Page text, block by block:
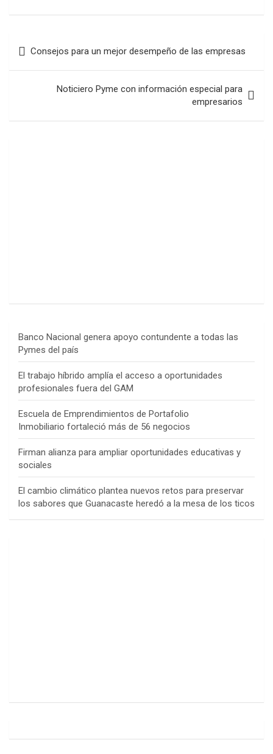
de
entradas
Consejos para un mejor desempeño de las empresas
Noticiero Pyme con información especial para
empresarios
Banco Nacional genera apoyo contundente a todas las
Pymes del país
El trabajo híbrido amplía el acceso a oportunidades
profesionales fuera del GAM
Escuela de Emprendimientos de Portafolio
Inmobiliario fortaleció más de 56 negocios
Firman alianza para ampliar oportunidades educativas y
sociales
El cambio climático plantea nuevos retos para preservar
los sabores que Guanacaste heredó a la mesa de los ticos